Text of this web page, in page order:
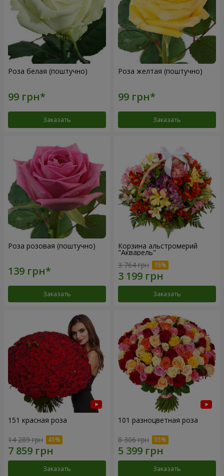
Роза белая (поштучно)
Заказать
Роза желтая (поштучно)
Заказать
Роза розовая (поштучно)
Заказать
Корзина альстромерий
"Акварель"
3 764 грн
Заказать
151 красная роза
14 289 грн
Заказать
101 разноцветная роза
8 306 грн
Заказать